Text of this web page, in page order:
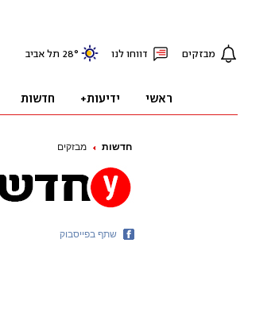
חדשות מבזקים
שתף בפייסבוק